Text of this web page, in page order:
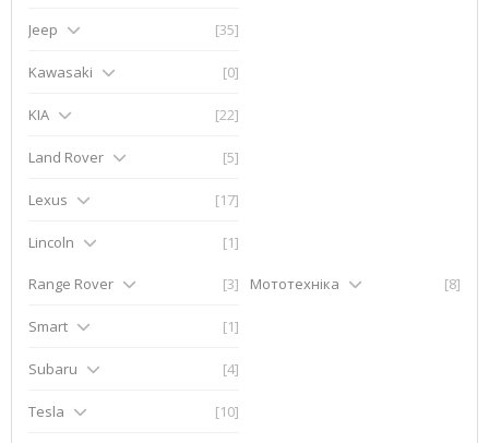
Jeep [35]
Kawasaki [0]
KIA [22]
Land Rover [5]
Lexus [17]
Lincoln [1]
Range Rover [3]
Smart [1]
Subaru [4]
Tesla [10]
Мототехніка [8]